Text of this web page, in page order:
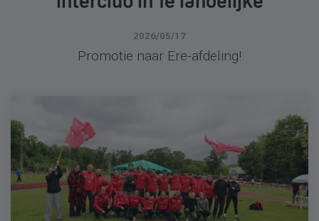
2026/05/17
Promotie naar Ere-afdeling!